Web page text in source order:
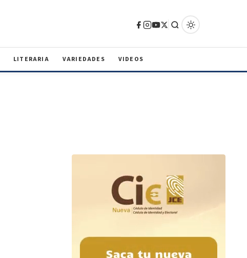
LITERARIA VARIEDADES VIDEOS